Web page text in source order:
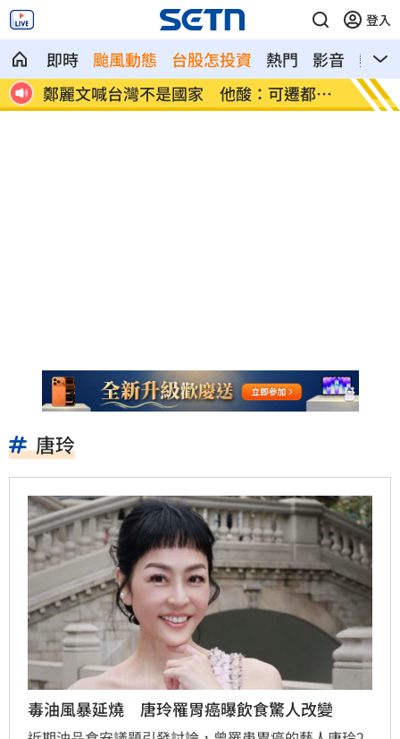
登入
即時 颱風動態 台股怎投資 熱門 影音
熱搜
重
張景森轟慈濟為什麼這麼好騙？ 柯轟
唐玲
毒油風暴延燒 唐玲罹胃癌曝飲食驚人改變